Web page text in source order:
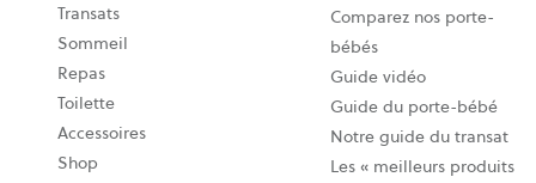
Transats
Sommeil
Repas
Toilette
Accessoires
Shop
Comparez nos porte-
bébés
Guide vidéo
Guide du porte-bébé
Notre guide du transat
Les « meilleurs produits